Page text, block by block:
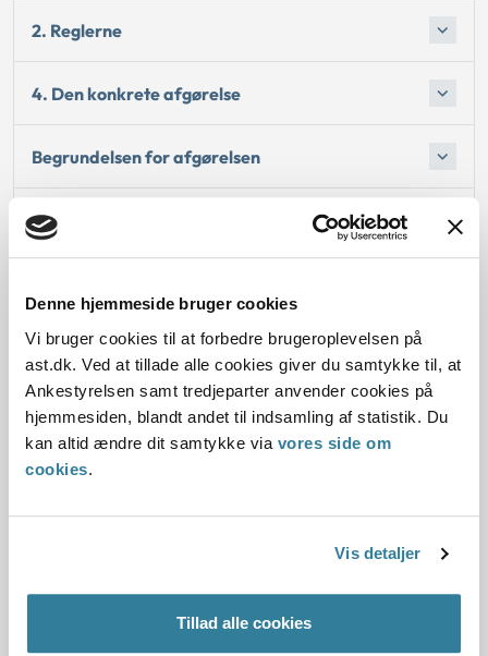
Denne hjemmeside bruger cookies
Vi bruger cookies til at forbedre brugeroplevelsen på
ast.dk. Ved at tillade alle cookies giver du samtykke til, at
Ankestyrelsen samt tredjeparter anvender cookies på
hjemmesiden, blandt andet til indsamling af statistik. Du
kan altid ændre dit samtykke via vores side om
cookies.
Vis detaljer
Tillad alle cookies
2. Reglerne
4. Den konkrete afgørelse
Begrundelsen for afgørelsen
Oplysninger i sagen
Dato for underskrift
02.10.2012
Offentliggørelsesdato